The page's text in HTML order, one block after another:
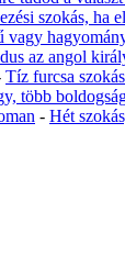
szokás, ha
vagy
az angol
Tíz furcsa
több
- Hét